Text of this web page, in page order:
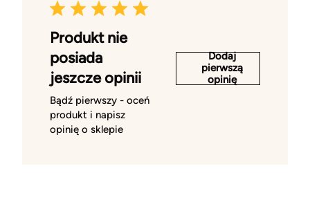
Produkt nie
posiada
jeszcze opinii
Bądź pierwszy - oceń
produkt i napisz
opinię o sklepie
Dodaj
pierwszą
opinię